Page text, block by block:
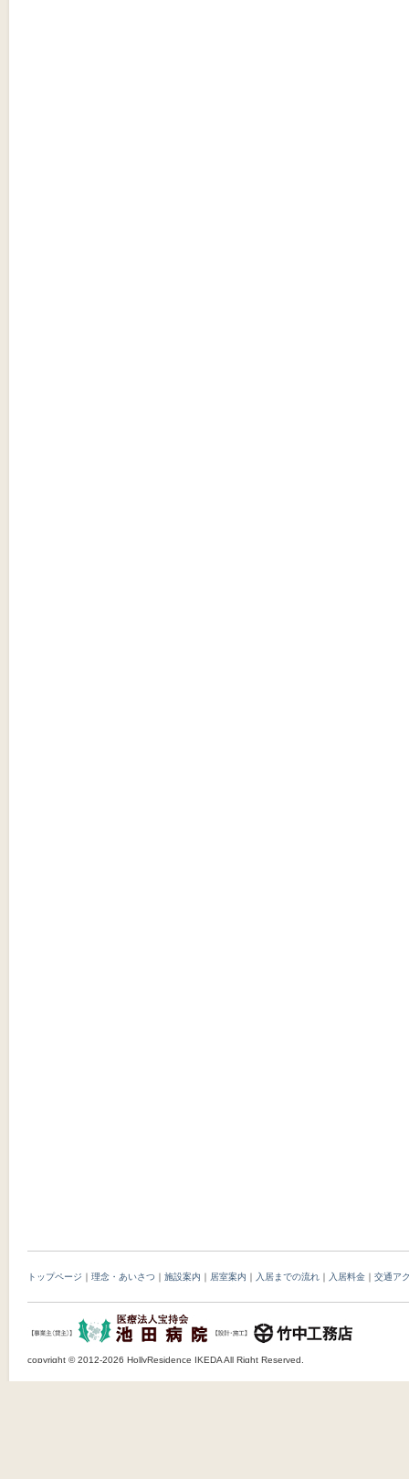
トップページ ｜ 理念・あいさつ ｜ 施設案内 ｜ 居室案内 ｜ 入居までの流れ ｜ 入居料金 ｜ 交通ア
copyright © 2012-2026 HollyResidence IKEDA All Right Reserved.